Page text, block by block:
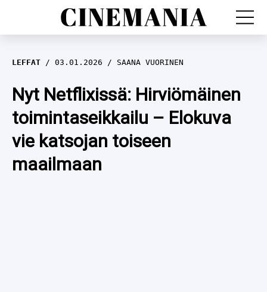
LEFFAT
SARJAT
TV
LEFFAHERKUT
LEFFAT 03.01.2026 SAANA VUORINEN
Nyt Netflixissä: Hirviömäinen
toimintaseikkailu – Elokuva
vie katsojan toiseen
maailmaan